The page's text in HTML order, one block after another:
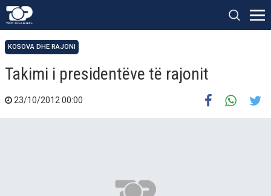
KOSOVA DHE RAJONI
Takimi i presidentëve të rajonit
23/10/2012 00:00